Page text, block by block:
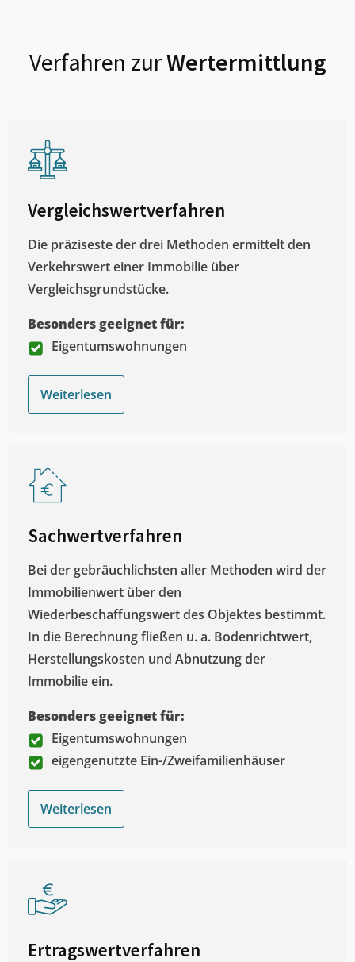
Verfahren zurWertermittlung
Vergleichswertverfahren
Die präziseste der drei Methoden ermittelt den
Verkehrswert einer Immobilie über
Vergleichsgrundstücke.
Besonders geeignet für:
Eigentumswohnungen
Weiterlesen
Sachwertverfahren
Bei der gebräuchlichsten aller Methoden wird der
Immobilienwert über den
Wiederbeschaffungswert des Objektes bestimmt.
In die Berechnung fließen u. a. Bodenrichtwert,
Herstellungskosten und Abnutzung der
Immobilie ein.
Besonders geeignet für:
Eigentumswohnungen
eigengenutzte Ein-/Zweifamilienhäuser
Weiterlesen
Ertragswertverfahren